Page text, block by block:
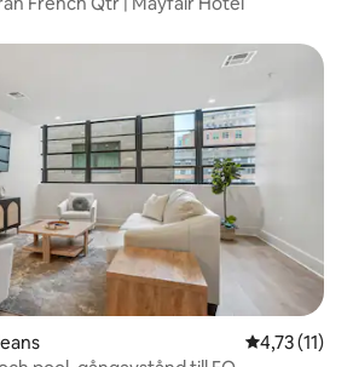
4,73 av 5 i
4,73 (11)